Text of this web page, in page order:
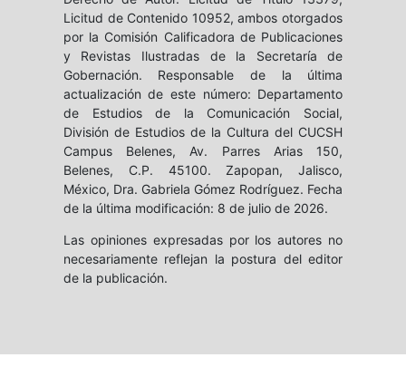
Licitud de Contenido 10952, ambos otorgados
por la Comisión Calificadora de Publicaciones
y Revistas Ilustradas de la Secretaría de
Gobernación. Responsable de la última
actualización de este número: Departamento
de Estudios de la Comunicación Social,
División de Estudios de la Cultura del CUCSH
Campus Belenes, Av. Parres Arias 150,
Belenes, C.P. 45100. Zapopan, Jalisco,
México, Dra. Gabriela Gómez Rodríguez. Fecha
de la última modificación: 8 de julio de 2026.
Las opiniones expresadas por los autores no
necesariamente reflejan la postura del editor
de la publicación.